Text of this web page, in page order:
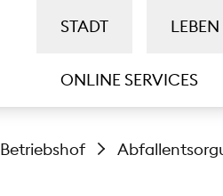
STADT LEBEN
ONLINE SERVICES
Betriebshof